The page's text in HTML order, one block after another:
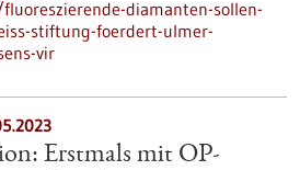
diamanten-sollen-
stiftung-foerdert-ulmer-
vir
Erstmals mit OP-